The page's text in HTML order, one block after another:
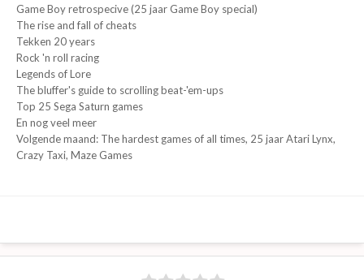
Game Boy retrospecive (25 jaar Game Boy special)
The rise and fall of cheats
Tekken 20 years
Rock 'n roll racing
Legends of Lore
The bluffer's guide to scrolling beat-'em-ups
Top 25 Sega Saturn games
En nog veel meer
Volgende maand: The hardest games of all times, 25 jaar Atari Lynx,
Crazy Taxi, Maze Games